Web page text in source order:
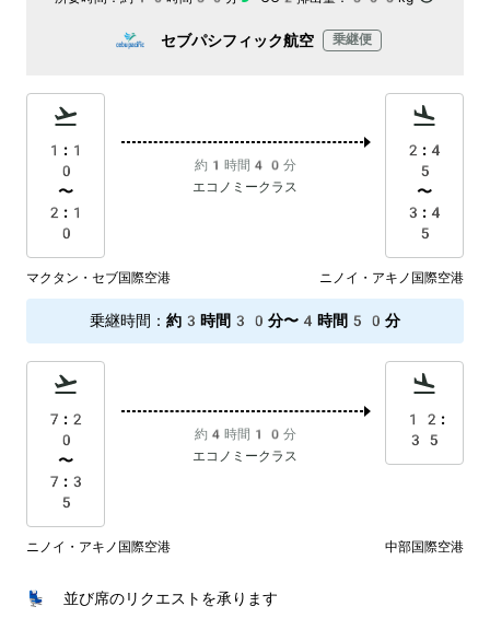
セブパシフィック航空 乗継便
1:1
0
〜
2:1
0
約1時間40分
エコノミークラス
2:4
5
〜
3:4
5
マクタン・セブ国際空港 ニノイ・アキノ国際空港
乗継時間 ： 約3時間30分〜4時間50分
7:2
0
〜
7:3
5
約4時間10分
エコノミークラス
12:
35
ニノイ・アキノ国際空港 中部国際空港
💺 並び席のリクエストを承ります